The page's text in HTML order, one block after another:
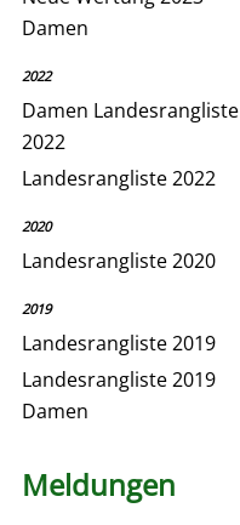
Damen
2022
Damen Landesrangliste
2022
Landesrangliste 2022
2020
Landesrangliste 2020
2019
Landesrangliste 2019
Landesrangliste 2019
Damen
Meldungen